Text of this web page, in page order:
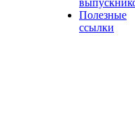
Полезные
ссылки